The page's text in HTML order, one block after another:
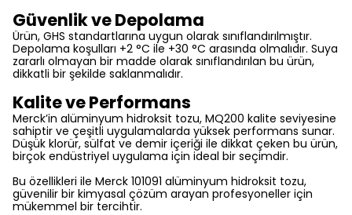
Güvenlik ve Depolama
Ürün, GHS standartlarına uygun olarak sınıflandırılmıştır.
Depolama koşulları +2 °C ile +30 °C arasında olmalıdır. Suya
zararlı olmayan bir madde olarak sınıflandırılan bu ürün,
dikkatli bir şekilde saklanmalıdır.
Kalite ve Performans
Merck’in alüminyum hidroksit tozu, MQ200 kalite seviyesine
sahiptir ve çeşitli uygulamalarda yüksek performans sunar.
Düşük klorür, sülfat ve demir içeriği ile dikkat çeken bu ürün,
birçok endüstriyel uygulama için ideal bir seçimdir.
Bu özellikleri ile Merck 101091 alüminyum hidroksit tozu,
güvenilir bir kimyasal çözüm arayan profesyoneller için
mükemmel bir tercihtir.